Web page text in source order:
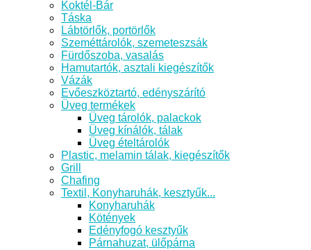
Koktél-Bár
Táska
Lábtörlők, portörlők
Szeméttárolók, szemeteszsák
Fürdőszoba, vasalás
Hamutartók, asztali kiegészítők
Vázák
Evőeszköztartó, edényszárító
Üveg termékek
Üveg tárolók, palackok
Üveg kínálók, tálak
Üveg ételtárolók
Plastic, melamin tálak, kiegészítők
Grill
Chafing
Textil, Konyharuhák, kesztyűk...
Konyharuhák
Kötények
Edényfogó kesztyűk
Párnahuzat, ülőpárna